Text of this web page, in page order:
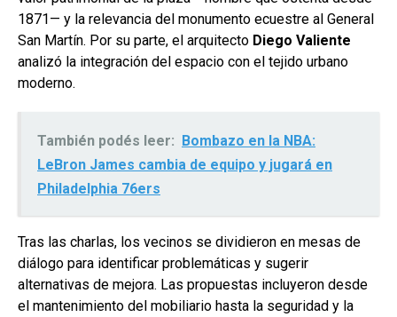
1871— y la relevancia del monumento ecuestre al General
San Martín. Por su parte, el arquitecto Diego Valiente
analizó la integración del espacio con el tejido urbano
moderno.
También podés leer: Bombazo en la NBA:
LeBron James cambia de equipo y jugará en
Philadelphia 76ers
Tras las charlas, los vecinos se dividieron en mesas de
diálogo para identificar problemáticas y sugerir
alternativas de mejora. Las propuestas incluyeron desde
el mantenimiento del mobiliario hasta la seguridad y la